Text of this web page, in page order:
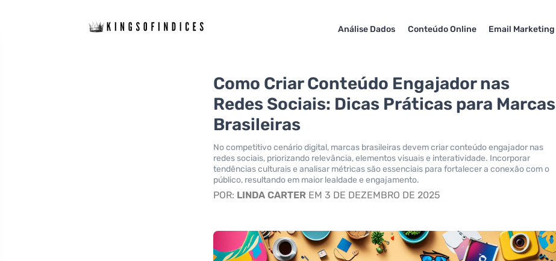
Análise Dados Conteúdo Online Email Marketing
Como Criar Conteúdo Engajador nas
Redes Sociais: Dicas Práticas para Marcas
Brasileiras
No competitivo cenário digital, marcas brasileiras devem criar conteúdo engajador nas
redes sociais, priorizando relevância, elementos visuais e interatividade. Incorporar
tendências culturais e analisar métricas são essenciais para fortalecer a conexão com o
público, resultando em maior lealdade e engajamento.
POR: LINDA CARTER EM 3 DE DEZEMBRO DE 2025